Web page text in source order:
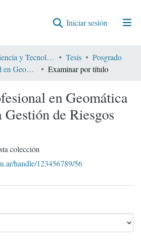
Iniciar sesión (current)
Facultad de Ciencia y Tecnología Tesis
Posgrado
Maestría Profesional en Geomática Aplicada a la Gestión de Riesgos Ambientales
Examinar por título
en Geomática
de Riesgos
colección
handle/123456789/56